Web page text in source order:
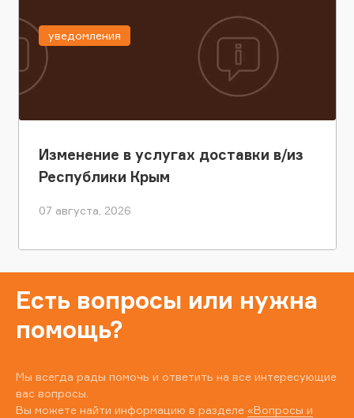
Изменение в услугах доставки в/из
Республики Крым
07 августа, 2026
уведомления
Есть вопросы или нужна
помощь?
Мы всегда рады помочь и ответить на все интересующие
вас вопросы.
Вы можете найти информацию в разделе «Вопросы и